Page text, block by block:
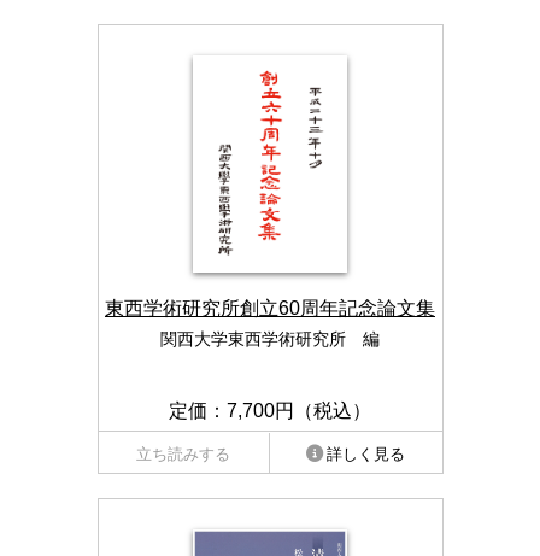
東西学術研究所創立60周年記念論文集
関西大学東西学術研究所 編
定価：7,700円（税込）
立ち読みする 詳しく見る